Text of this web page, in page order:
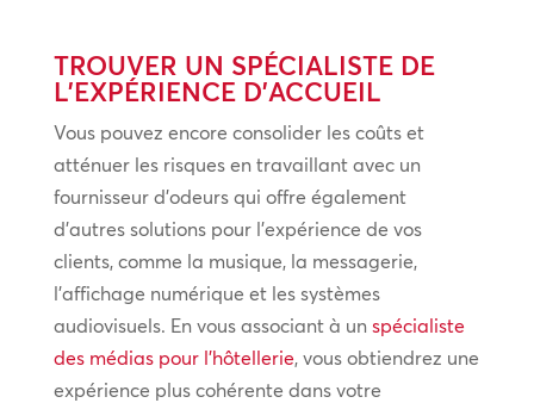
TROUVER UN SPÉCIALISTE DE
L’EXPÉRIENCE D’ACCUEIL
Vous pouvez encore consolider les coûts et
atténuer les risques en travaillant avec un
fournisseur d’odeurs qui offre également
d’autres solutions pour l’expérience de vos
clients, comme la musique, la messagerie,
l’affichage numérique et les systèmes
audiovisuels. En vous associant à un spécialiste
des médias pour l’hôtellerie, vous obtiendrez une
expérience plus cohérente dans votre